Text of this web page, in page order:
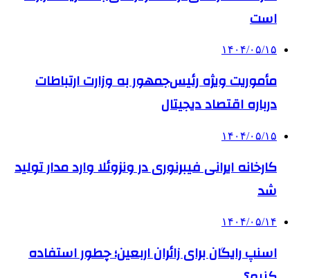
است
۱۴۰۴/۰۵/۱۵
مأموریت ویژه رئیس‌جمهور به وزارت ارتباطات
درباره اقتصاد دیجیتال
۱۴۰۴/۰۵/۱۵
کارخانه ایرانی فیبرنوری در ونزوئلا وارد مدار تولید
شد
۱۴۰۴/۰۵/۱۴
اسنپ رایگان برای زائران اربعین؛ چطور استفاده